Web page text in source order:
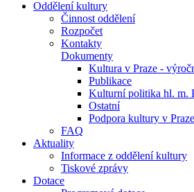
Oddělení kultury
Činnost oddělení
Rozpočet
Kontakty
Dokumenty
Kultura v Praze -
Publikace
Kulturní politika hl. m.
Ostatní
Podpora kultury v Praze
FAQ
Aktuality
Informace z oddělení kultury
Tiskové zprávy
Dotace